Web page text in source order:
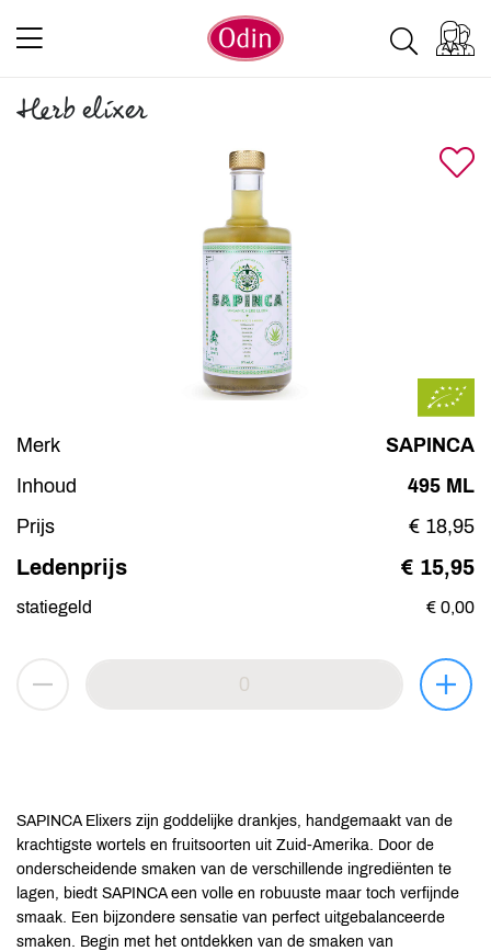
Herb elixer
Merk
SAPINCA
Inhoud
495 ML
Prijs
€ 18,95
Ledenprijs € 15,95
statiegeld € 0,00
SAPINCA Elixers zijn goddelijke drankjes, handgemaakt van de
krachtigste wortels en fruitsoorten uit Zuid-Amerika. Door de
onderscheidende smaken van de verschillende ingrediënten te
lagen, biedt SAPINCA een volle en robuuste maar toch verfijnde
smaak. Een bijzondere sensatie van perfect uitgebalanceerde
smaken. Begin met het ontdekken van de smaken van